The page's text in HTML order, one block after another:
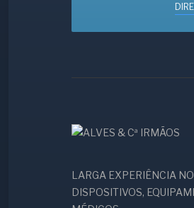
LARGA EXPERIÊNCIA
DISPOSITIVOS,